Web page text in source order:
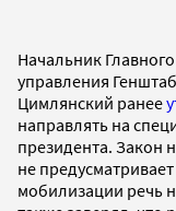
Начальник
управления
Цимлянский ранее
направлять на
президента. Закон
не
мобилизации речь